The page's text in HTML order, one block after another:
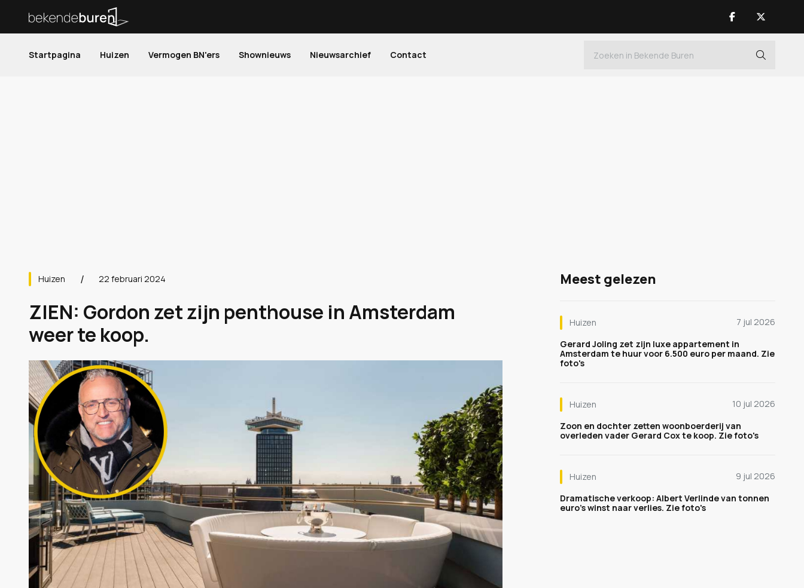
Startpagina Huizen Vermogen BN'ers Shownieuws Nieuwsarchief Contact
Huizen 22 februari 2024
ZIEN: Gordon zet zijn penthouse in Amsterdam
weer te koop.
Meest gelezen
Huizen
7 jul 2026
Gerard Joling zet zijn luxe appartement in
Amsterdam te huur voor 6.500 euro per maand. Zie
foto's
Huizen
10 jul 2026
Zoon en dochter zetten woonboerderij van
overleden vader Gerard Cox te koop. Zie foto's
Huizen
9 jul 2026
Dramatische verkoop: Albert Verlinde van tonnen
euro's winst naar verlies. Zie foto's